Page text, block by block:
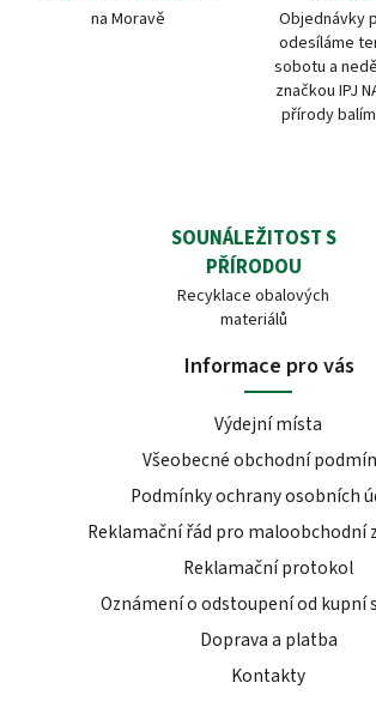
na Moravě
Objednávky
odesíláme
sobotu a
značkou IPJ
přírody
SOUNÁLEŽITOST S
PŘÍRODOU
Recyklace obalových
materiálů
Informace pro vás
Výdejní místa
Všeobecné obchodní
Podmínky ochrany osobních
Reklamační řád pro maloobchodní
Reklamační protokol
Oznámení o odstoupení od kupní
Doprava a platba
Kontakty